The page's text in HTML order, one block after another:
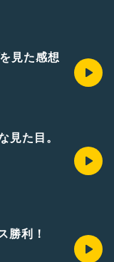
見た感想
見た目。
勝利！